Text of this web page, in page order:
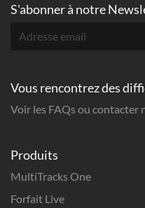
Produits
MultiTracks One
Forfait Live
S'abonner à notre
Vous rencontrez des
Voir les FAQs ou contacter